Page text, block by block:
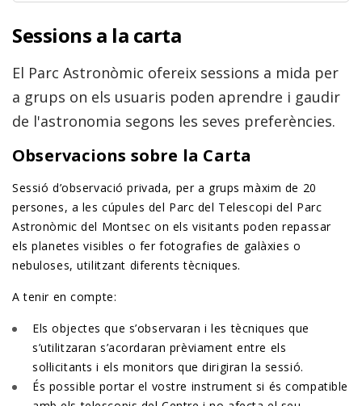
Sessions a la carta
El Parc Astronòmic ofereix sessions a mida per
a grups on els usuaris poden aprendre i gaudir
de l'astronomia segons les seves preferències.
Observacions sobre la Carta
Sessió d’observació privada, per a grups màxim de 20
persones, a les cúpules del Parc del Telescopi del Parc
Astronòmic del Montsec on els visitants poden repassar
els planetes visibles o fer fotografies de galàxies o
nebuloses, utilitzant diferents tècniques.
A tenir en compte:
Els objectes que s’observaran i les tècniques que
s’utilitzaran s’acordaran prèviament entre els
sol·licitants i els monitors que dirigiran la sessió.
És possible portar el vostre instrument si és compatible